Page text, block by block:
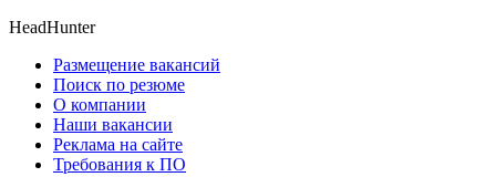
HeadHunter
Размещение вакансий
Поиск по резюме
О компании
Наши вакансии
Реклама на сайте
Требования к ПО